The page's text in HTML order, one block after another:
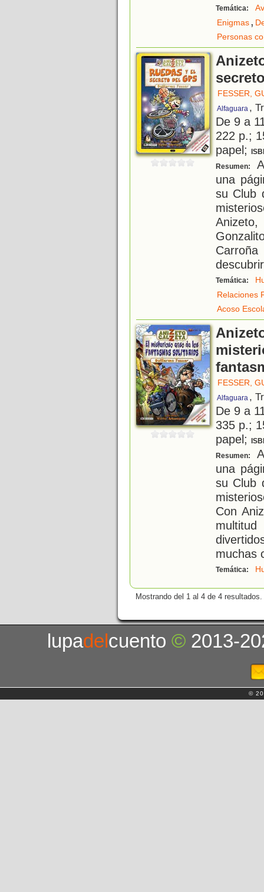
Temática:
Enigmas,
Personas
FESSER,
Alfaguara ,
De 9 a
222 p.;
papel;
Resumen:
una
su Club
Temática:
Relaciones
Acoso
FESSER,
Alfaguara ,
De 9 a
335 p.;
papel;
Resumen:
una
su Club
Con
muchas
Temática:
Mostrando del 1 al 4 de 4 resultados.
lupadelcuento© 2013-
©